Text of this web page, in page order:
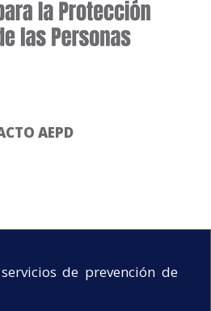
AEPD
de prevención de